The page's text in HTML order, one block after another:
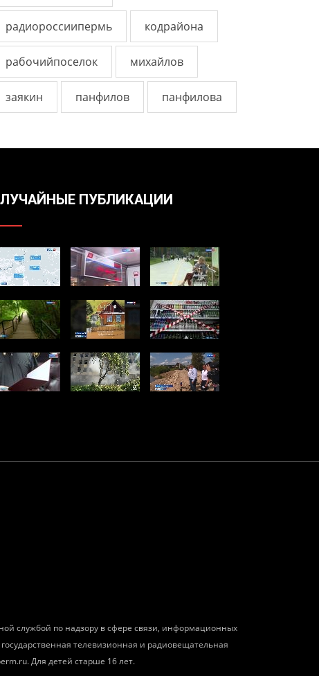
радиороссиипермь кодрайона
рабочийпоселок михайлов
заякин панфилов панфилова
ПУБЛИКАЦИИ
службой по надзору в сфере связи, информационных
телевизионная и радиовещательная
Для детей старше 16 лет.